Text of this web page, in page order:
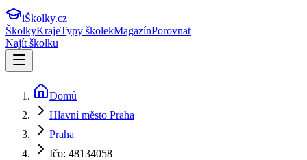
iŠkolky.cz
ŠkolkyKrajeTypy školekMagazínPorovnat
Najít školku
Domů
Hlavní město Praha
Praha
Ičo: 48134058